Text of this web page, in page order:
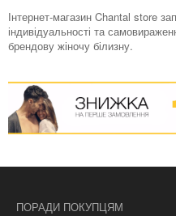
Інтернет-магазин Chantal store
індивідуальності та
брендову жіночу білизну.
ПОРАДИ ПОКУПЦЯМ